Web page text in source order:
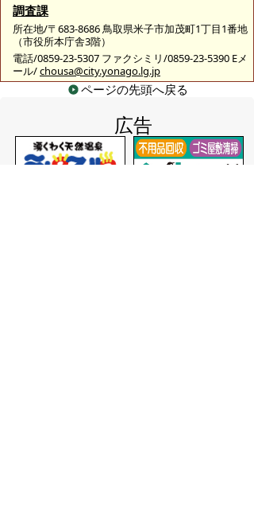
調査課
所在地/〒683-8686 鳥取県米子市加茂町1丁目1番地
（市役所本庁舎3階）
電話/0859-23-5307 ファクシミリ/0859-23-5390 Eメ
ール/chousa@city.yonago.lg.jp
ページの先頭へ戻る
広告